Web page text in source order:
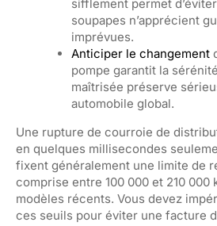
sifflement permet
soupapes n’apprécient
imprévues.
Anticiper le changement
pompe garantit la
maîtrisée préserve
automobile global.
Une rupture de courroie de
en quelques millisecondes
fixent généralement une limite de
comprise entre 100 000 et 210 000
modèles récents. Vous devez
ces seuils pour éviter une facture